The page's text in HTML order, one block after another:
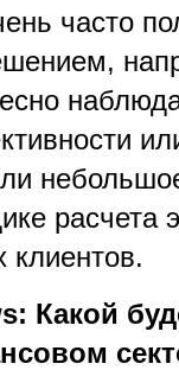
часто
расчета
клиентов.
Какой